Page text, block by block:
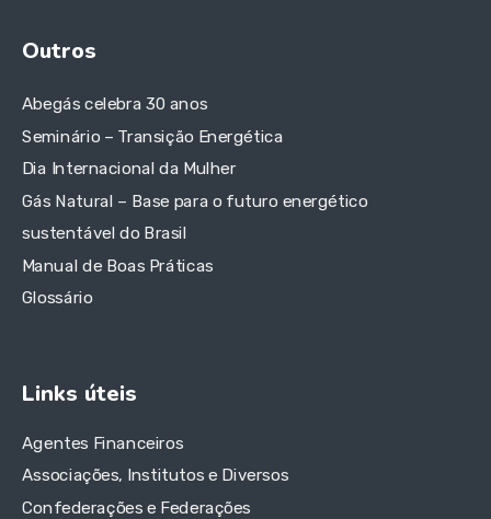
Outros
Abegás celebra 30 anos
Seminário – Transição Energética
Dia Internacional da Mulher
Gás Natural – Base para o futuro energético
sustentável do Brasil
Manual de Boas Práticas
Glossário
Links úteis
Agentes Financeiros
Associações, Institutos e Diversos
Confederações e Federações